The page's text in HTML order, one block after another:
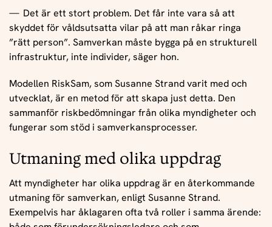
Det är ett stort problem. Det får inte vara så att
skyddet för våldsutsatta vilar på att man råkar ringa
”rätt person”. Samverkan måste bygga på en strukturell
infrastruktur, inte individer, säger hon.
Modellen RiskSam, som Susanne Strand varit med och
utvecklat, är en metod för att skapa just detta. Den
sammanför riskbedömningar från olika myndigheter och
fungerar som stöd i samverkansprocesser.
Utmaning med olika uppdrag
Att myndigheter har olika uppdrag är en återkommande
utmaning för samverkan, enligt Susanne Strand.
Exempelvis har åklagaren ofta två roller i samma ärende: